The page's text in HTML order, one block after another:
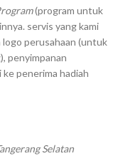
(program untuk
servis yang kami
logo perusahaan (untuk
penyimpanan
penerima hadiah
Selatan